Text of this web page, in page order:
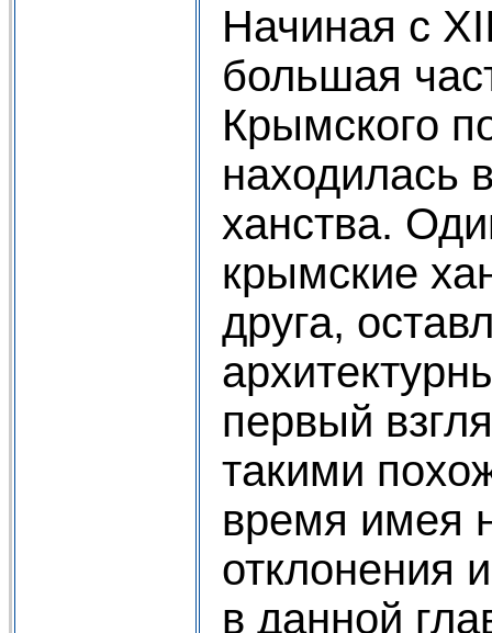
Начиная с
большая
Крымского
находилась
ханства.
крымские
друга,
первый
такими
время имея
отклонения
в данной